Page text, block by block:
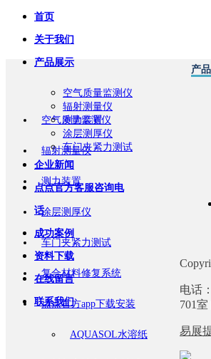
首页
关于我们
产品展示
空气质量监测仪
辐射测量仪
测力装置
涂层测厚仪
车门夹紧力测试
企业新闻
点点官方客服咨询电
话
成功案例
资料下载
在线留言
联系我们
空气质量监测仪
辐射测量仪
测力装置
涂层测厚仪
车门夹紧力测试
复合材料修复系统
点点官方app下载安装
AQUASOL水溶纸
产
电话
701
易展